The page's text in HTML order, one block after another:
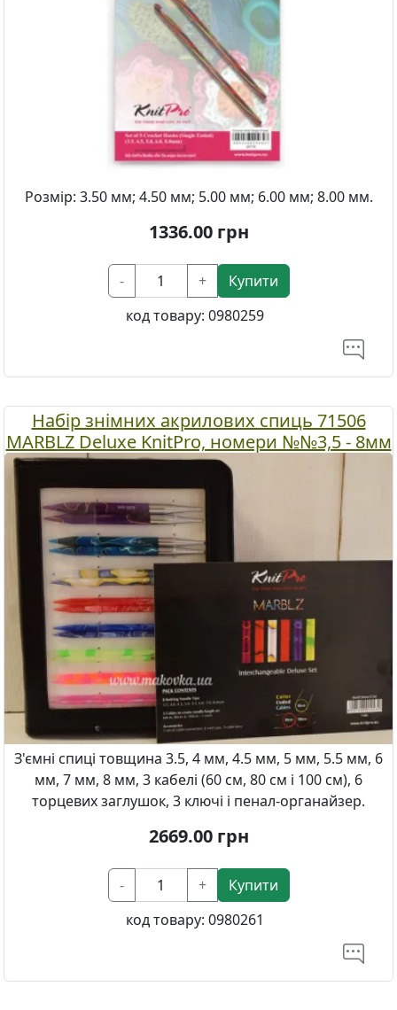
Розмір: 3.50 мм; 4.50 мм; 5.00 мм; 6.00 мм; 8.00 мм.
1336.00грн
- +
Купити
код товару: 0980259
Набір знімних акрилових спиць 71506
MARBLZ Deluxe KnitPro, номери №№3,5 - 8мм
і кабелі
З'ємні спиці товщина 3.5, 4 мм, 4.5 мм, 5 мм, 5.5 мм, 6
мм, 7 мм, 8 мм, 3 кабелі (60 см, 80 см і 100 см), 6
торцевих заглушок, 3 ключі і пенал-органайзер.
2669.00грн
- +
Купити
код товару: 0980261